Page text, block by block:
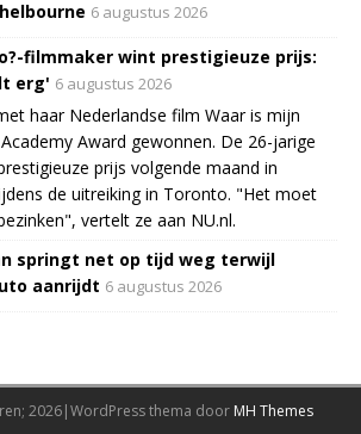
6 augustus 2026
filmmaker wint prestigieuze prijs:
erg' 6 augustus 2026
haar Nederlandse film Waar is mijn
Award gewonnen. De 26-jarige
prijs volgende maand in
de uitreiking in Toronto. "Het moet
vertelt ze aan NU.nl.
springt net op tijd weg terwijl
aanrijdt 6 augustus 2026
2026|WordPress thema door MH Themes